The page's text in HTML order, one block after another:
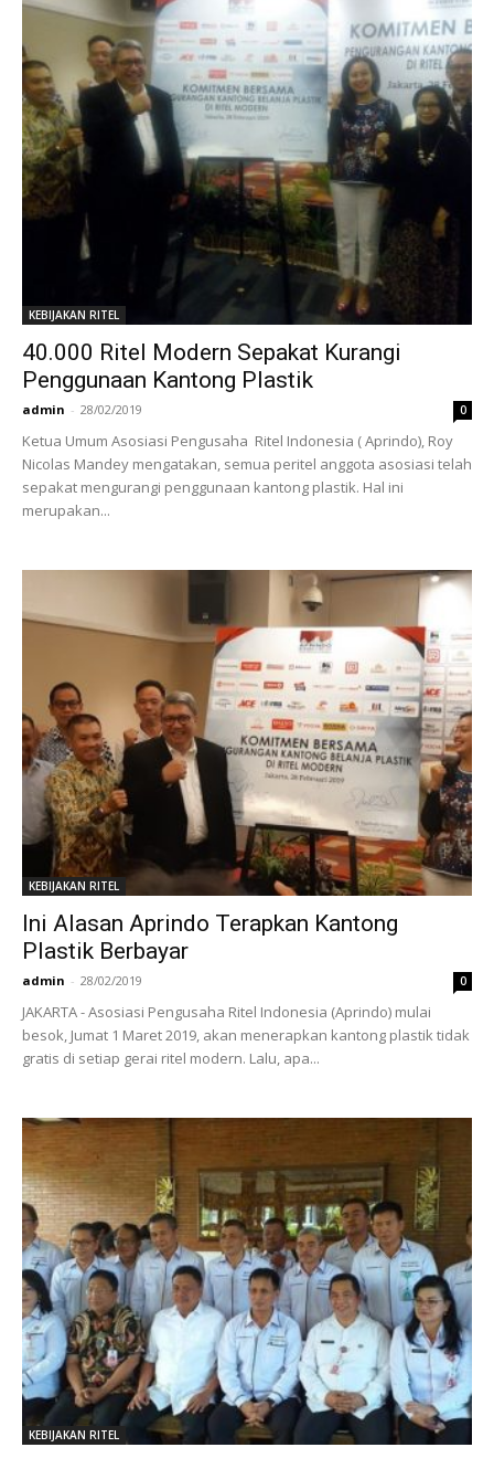
KEBIJAKAN RITEL
40.000 Ritel Modern Sepakat Kurangi
Penggunaan Kantong Plastik
admin - 28/02/2019 0
Ketua Umum Asosiasi Pengusaha Ritel Indonesia ( Aprindo), Roy
Nicolas Mandey mengatakan, semua peritel anggota asosiasi telah
sepakat mengurangi penggunaan kantong plastik. Hal ini
merupakan...
KEBIJAKAN RITEL
Ini Alasan Aprindo Terapkan Kantong
Plastik Berbayar
admin - 28/02/2019 0
JAKARTA - Asosiasi Pengusaha Ritel Indonesia (Aprindo) mulai
besok, Jumat 1 Maret 2019, akan menerapkan kantong plastik tidak
gratis di setiap gerai ritel modern. Lalu, apa...
KEBIJAKAN RITEL